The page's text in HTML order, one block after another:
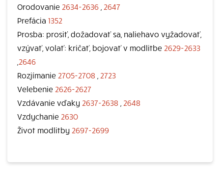
Orodovanie 2634-2636 2647
Prefácia 1352
Prosba: prosiť, dožadovať sa, naliehavo vyžadovať,
vzývať, volať: kričať, bojovať v modlitbe 2629-2633
2646
Rozjímanie 2705-2708 2723
Velebenie 2626-2627
Vzdávanie vďaky 2637-2638 2648
Vzdychanie 2630
Život modlitby 2697-2699